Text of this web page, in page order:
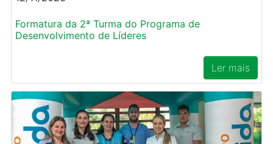
Formatura da 2ª Turma do Programa de
Desenvolvimento de Líderes
Ler mais